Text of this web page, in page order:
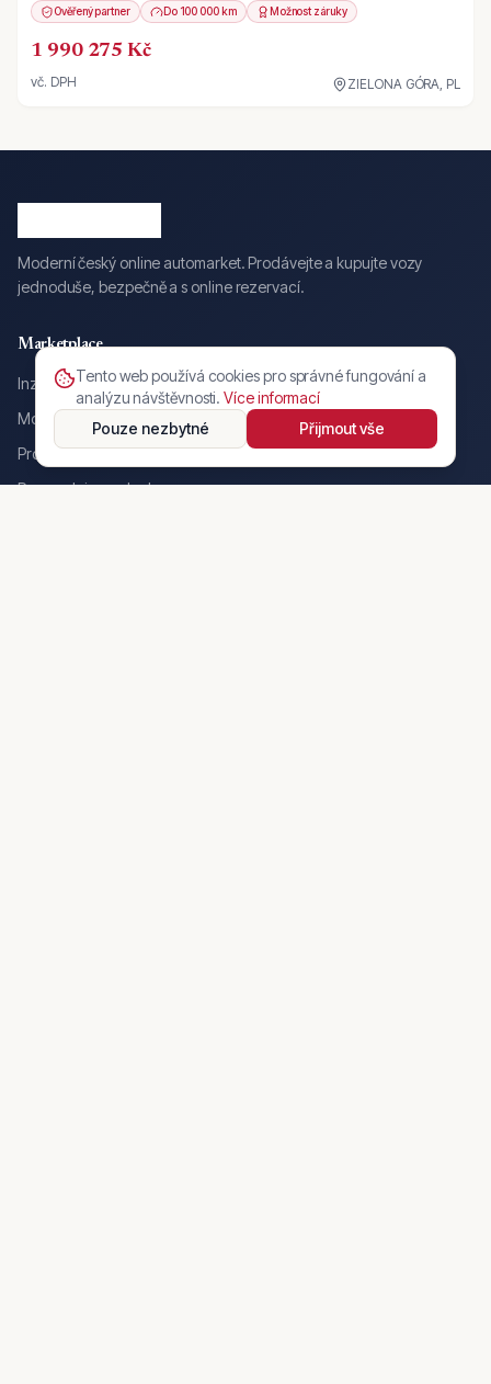
Ověřený partner Do 100 000 km Možnost záruky
1 990 275 Kč
vč. DPH ZIELONA GÓRA, PL
Moderní český online automarket. Prodávejte a kupujte vozy
jednoduše, bezpečně a s online rezervací.
Marketplace
Inzerce
Motocykly
Prodejci
Pro prodejce a dealery
Tento web používá cookies pro správné fungování a
analýzu návštěvnosti. Více informací
Pouze nezbytné
Přijmout vše